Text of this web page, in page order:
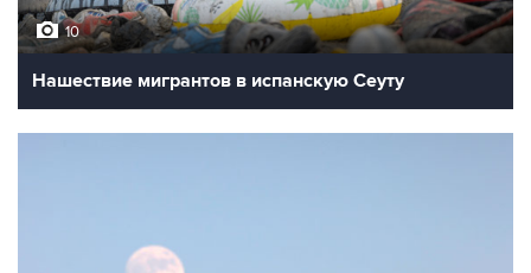
10
Нашествие мигрантов в испанскую Сеуту